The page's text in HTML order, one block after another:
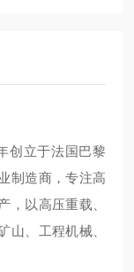
创立于法国巴黎
制造商，专注高
，以高压重载、
山、工程机械、